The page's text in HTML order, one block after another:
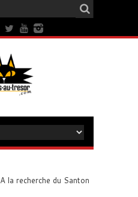
A la recherche du Santon